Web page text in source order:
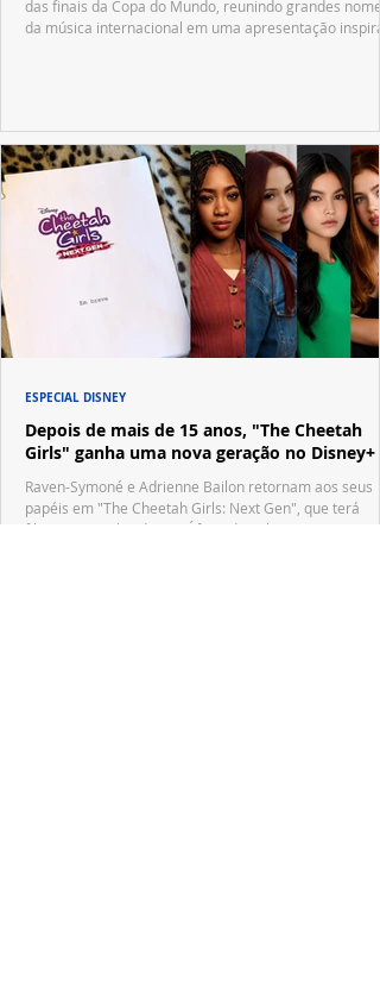
das finais da Copa do Mundo, reunindo grandes nomes
da música internacional em uma apresentação
Depois de mais de 15 anos, "The Cheetah
Girls" ganha uma nova geração no Disney+
Raven-Symoné e Adrienne Bailon retornam aos seus
papéis em "The Cheetah Girls: Next Gen", que terá
filmagens realizadas na África do Sul.
ESPECIAL DISNEY